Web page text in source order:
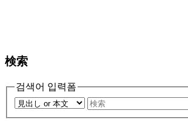
検索
검색어 입력폼